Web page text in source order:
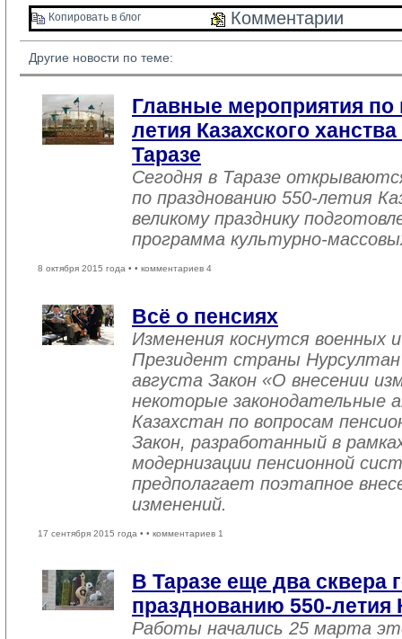
Копировать в блог Комментарии
Другие новости по теме:
Главные мероприятия
летия Казахского
Таразе
Сегодня в Таразе
по празднованию 550-летия
великому празднику
программа культурно-
8 октября 2015 года • • комментариев 4
Всё о пенсиях
Изменения коснутся военных
Президент страны Нурсултан
августа Закон «О внесении
некоторые законодательные
Казахстан по вопросам
Закон, разработанный в
модернизации пенсионной
предполагает поэтапное
изменений.
17 сентября 2015 года • • комментариев 1
В Таразе еще два сквера
празднованию 550-летия
Работы начались 25 марта